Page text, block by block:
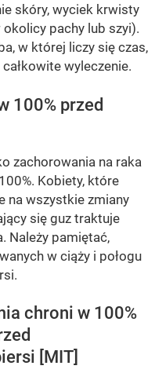
skóry, wyciek krwisty
pachy lub szyi).
w której liczy się czas,
wyleczenie.
100% przed
zachorowania na raka
Kobiety, które
na wszystkie zmiany
się guz traktuje
Należy pamiętać,
w ciąży i połogu
chroni w 100%
[MIT]